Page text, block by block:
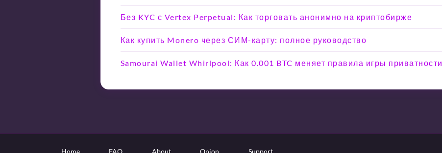
Без KYC с Vertex Perpetual: Как торговать анонимно на криптобирже
Как купить Monero через СИМ-карту: полное руководство
Samourai Wallet Whirlpool: Как 0.001 BTC меняет правила игры приватности
Home FAQ About Onion Support